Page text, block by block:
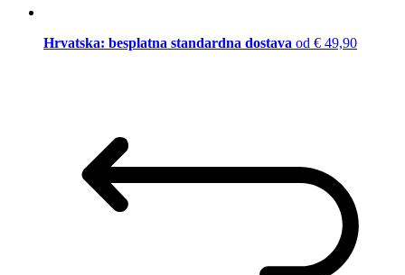
Hrvatska: besplatna standardna dostava od € 49,90